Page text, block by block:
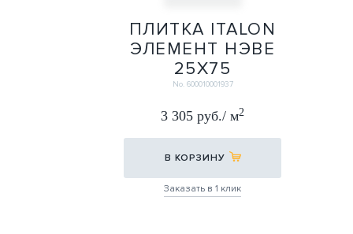
ПЛИТКА ITALON
ЭЛЕМЕНТ НЭВЕ
25Х75
25Х75
No. 600010001937
3 305 руб./ м2
В КОРЗИНУ
Заказать в 1 клик